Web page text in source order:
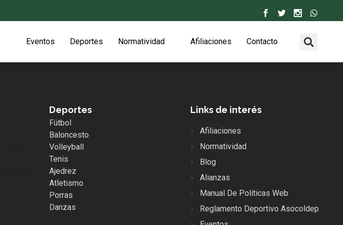
Eventos Deportes Normatividad Afiliaciones Contacto
Deportes
Fútbol
Baloncesto
Volleyball
Tenis
Ajedrez
Atletismo
Porras
Danzas
Links de interés
Afiliaciones
Normatividad
Blog
Alianzas
Manual De Políticas Web
Reglamento Deportivo Asocoldep